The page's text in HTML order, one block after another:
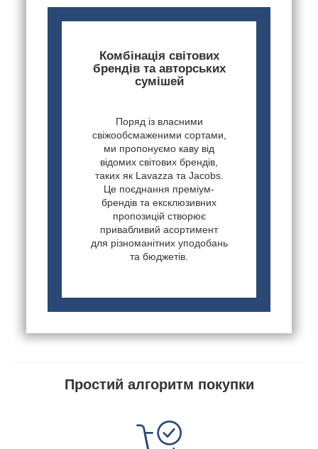
Комбінація світових
брендів та авторських
сумішей
Поряд із власними
свіжообсмаженими сортами,
ми пропонуємо каву від
відомих світових брендів,
таких як Lavazza та Jacobs.
Це поєднання преміум-
брендів та ексклюзивних
пропозицій створює
привабливий асортимент
для різноманітних уподобань
та бюджетів.
Простий алгоритм покупки